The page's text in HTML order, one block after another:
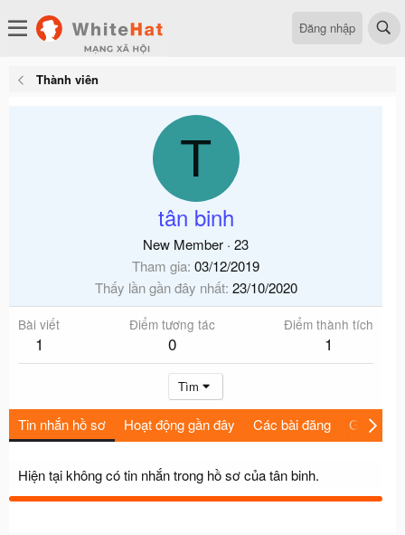
Đăng nhập
Thành viên
T
tân binh
New Member · 23
Tham gia 03/12/2019
Thấy lần gần đây nhất 23/10/2020
Bài viết
1
Điểm tương tác
0
Điểm thành tích
1
Tìm
Tin nhắn hồ sơ Hoạt động gần đây Các bài đăng Giới thiệu
Hiện tại không có tin nhắn trong hồ sơ của tân binh.